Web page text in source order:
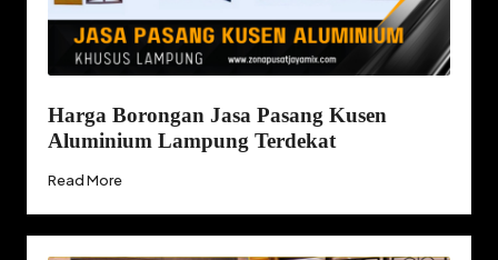
Harga Borongan Jasa Pasang Kusen
Aluminium Lampung Terdekat
Read More